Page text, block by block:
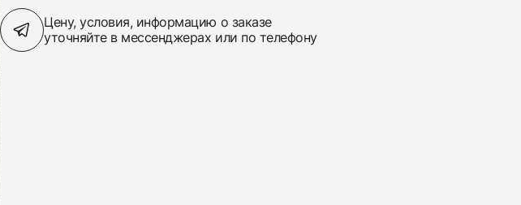
Цену, условия, информацию о заказе
уточняйте в мессенджерах или по телефону